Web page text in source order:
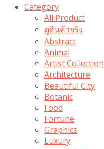
Category
All Product
ดูสินค้าจริง
Abstract
Animal
Artist Collection
Architecture
Beautiful City
Botanic
Food
Fortune
Graphics
Luxury